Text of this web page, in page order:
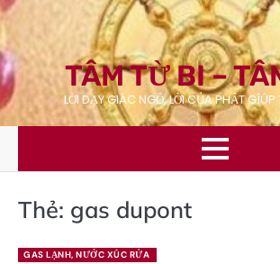
Skip
to
content
TÂM TỪ BI –
LỜI DẠY GIÁC NGỘ, LỜI CỦA PHẬT
Thẻ: gas dupont
GAS LẠNH, NƯỚC XÚC RỬA